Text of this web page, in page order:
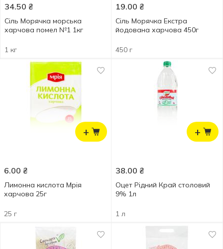
34.50 ₴
Сіль Морячка морська
харчова помел №1 1кг
1 кг
19.00 ₴
Сіль Морячка Екстра
йодована харчова 450г
450 г
+
6.00 ₴
Лимонна кислота Мрія
харчова 25г
25 г
+
38.00 ₴
Оцет Рідний Край столовий
9% 1л
1 л